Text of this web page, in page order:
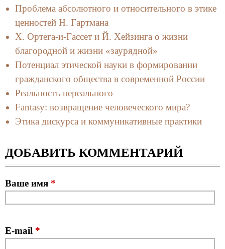
Проблема абсолютного и относительного в этике
ценностей Н. Гартмана
Х. Ортега-и-Гассет и Й. Хейзинга о жизни
благородной и жизни «заурядной»
Потенциал этической науки в формировании
гражданского общества в современной России
Реальность нереального
Fantasy: возвращение человеческого мира?
Этика дискурса и коммуникативные практики
ДОБАВИТЬ КОММЕНТАРИЙ
Ваше имя *
E-mail *